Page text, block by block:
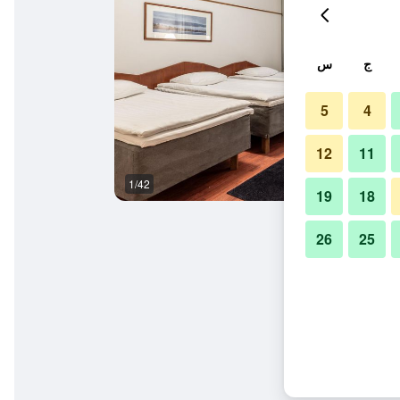
1/42
ج س
4
5
11
12
18
19
25
26